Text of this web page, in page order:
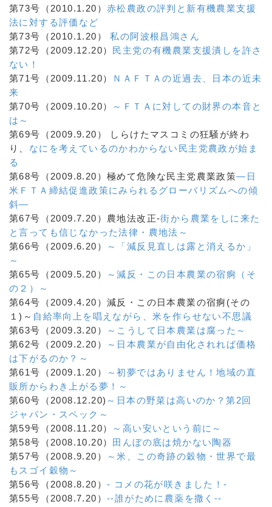
第73号（2010.1.20） 赤松農政の評判と新有機農業支援
法に対する評価など
第73号（2010.1.20）私の阿波根昌鴻さん
第72号（2009.12.20） 民主党の有機農業支援潰しを許さ
ない！
第71号（2009.11.20）
ＮＡＦＴＡの近過去、日本の近未
来
第70号（2009.10.20）
～ＦＴＡに対しての財界の本音と
は～
第69号（2009.9.20） しらけたマスコミの狂騒が終わ
り、 なにを考えているのかわからない民主党農政が始ま
る
第68号（2009.8.20）極めて危険な民主党農業政策―日
米ＦＴＡ締結促進政策にみられるグローバリズムへの傾
斜―
第67号（2009.7.20）農地法改正-街から農業をしに来た
と言っても信じなかった法律・農地法～
第66号（2009.6.20）
～「減反見直しは露と消えるか」
～
第65号（2009.5.20）
～減反・この日本農業の宿痾（そ
の２）～
第64号（2009.4.20）減反・この日本農業の宿痾(その
１)～ 自給率向上を唱えながら、米を作らせない不思議
第63号（2009.3.20）
～こうして日本農業は腐った～
第62号（2009.2.20）
～日本農業が自由化されれば価格
は下がるのか？～
第61号（2009.1.20）
～初夢ではありません！地域の直
販所からわき上がる夢！～
第60号（2008.12.20) ～日本の野菜は高いのか？第2回
ジャパン・スペック～
第59号（2008.11.20）
～高い安いという前に～
第58号（2008.10.20） 田んぼの底は焼かない陶器
第57号（2008.9.20）
～米、この奇跡の穀物・世界で最
もスゴイ穀物～
第56号（2008.8.20） - コメの花が咲きました！-
第55号（2008.7.20） --誰がために農薬を撒く--